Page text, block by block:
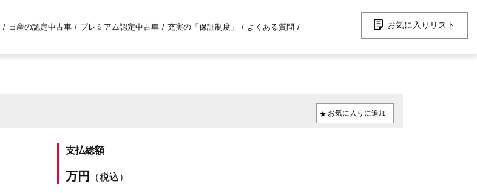
日産の認定中古車 プレミアム認定中古車 充実の「保証制度」 よくある質問 お気に入りリスト
支払総額
万円 （税込）